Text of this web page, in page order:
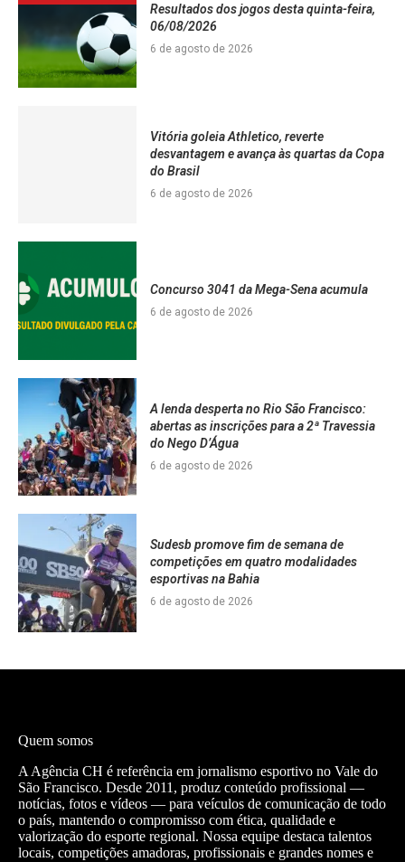
Resultados dos jogos desta quinta-feira,
06/08/2026
6 de agosto de 2026
Vitória goleia Athletico, reverte
desvantagem e avança às quartas da Copa
do Brasil
6 de agosto de 2026
Concurso 3041 da Mega-Sena acumula
6 de agosto de 2026
A lenda desperta no Rio São Francisco:
abertas as inscrições para a 2ª Travessia
do Nego D’Água
6 de agosto de 2026
Sudesb promove fim de semana de
competições em quatro modalidades
esportivas na Bahia
6 de agosto de 2026
Quem somos
A Agência CH é referência em jornalismo esportivo no Vale do
São Francisco. Desde 2011, produz conteúdo profissional —
notícias, fotos e vídeos — para veículos de comunicação de todo
o país, mantendo o compromisso com ética, qualidade e
valorização do esporte regional. Nossa equipe destaca talentos
locais, competições amadoras, profissionais e grandes nomes e